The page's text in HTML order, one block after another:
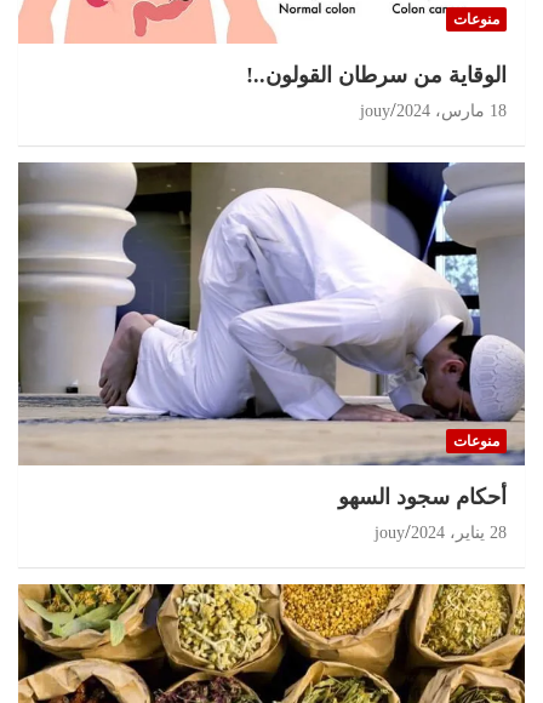
منوعات
الوقاية من سرطان القولون..!
18 مارس، 2024 jouy
منوعات
أحكام سجود السهو
28 يناير، 2024 jouy